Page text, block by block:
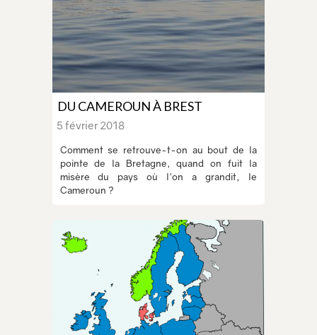
DU CAMEROUN À BREST
5 février 2018
Comment se retrouve-t-on au bout de la
pointe de la Bretagne, quand on fuit la
misère du pays où l'on a grandit, le
Cameroun ?